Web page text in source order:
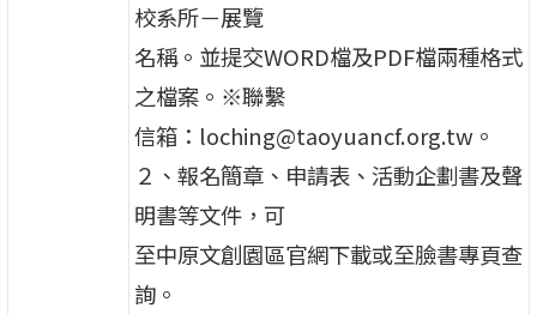
校系所－展覽
名稱。並提交WORD檔及PDF檔兩種格式
之檔案。※聯繫
信箱：loching@taoyuancf.org.tw。
２、報名簡章、申請表、活動企劃書及聲
明書等文件，可
至中原文創園區官網下載或至臉書專頁查
詢。